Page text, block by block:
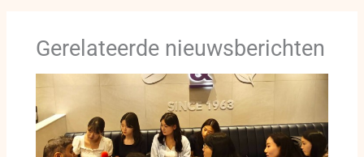
Gerelateerde nieuwsberichten